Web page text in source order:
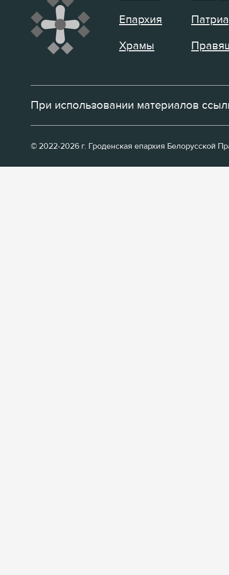
Епархия
Храмы
При использовании материалов
© 2022-2026 г. Гроденская епархия Белорусской